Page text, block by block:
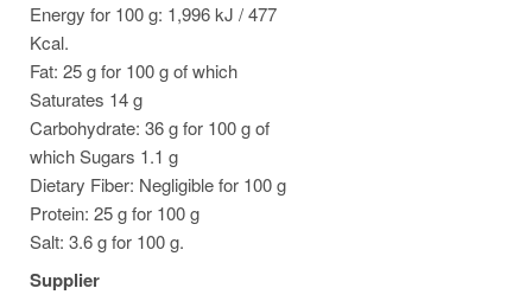
Energy for 100 g: 1,996 kJ / 477
Kcal.
Fat: 25 g for 100 g of which
Saturates 14 g
Carbohydrate: 36 g for 100 g of
which Sugars 1.1 g
Dietary Fiber: Negligible for 100 g
Protein: 25 g for 100 g
Salt: 3.6 g for 100 g.
Supplier